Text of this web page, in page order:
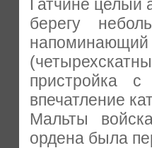
Гатчине
берегу
пристройка с
впечатление
Мальты
ордена была